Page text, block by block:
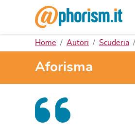
Home Autori Scuderia
Aforisma